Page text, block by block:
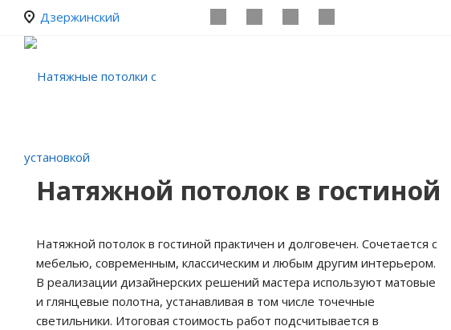
Дзержинский
Натяжной потолок в гостиной
Натяжной потолок в гостиной практичен и долговечен. Сочетается с
мебелью, современным, классическим и любым другим интерьером.
В реализации дизайнерских решений мастера используют матовые
и глянцевые полотна, устанавливая в том числе точечные
светильники. Итоговая стоимость работ подсчитывается в